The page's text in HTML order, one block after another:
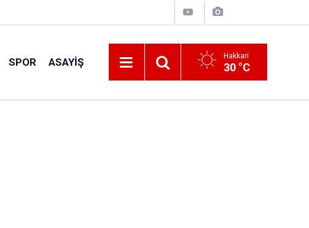
SPOR ASAYIŞ Hakkari
30 °C